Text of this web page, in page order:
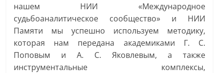
нашем НИИ «Международное
судьбоаналитическое сообщество» и НИИ
Памяти мы успешно используем методику,
которая нам передана академиками Г. С.
Поповым и А. С. Яковлевым, а также
инструментальные комплексы,